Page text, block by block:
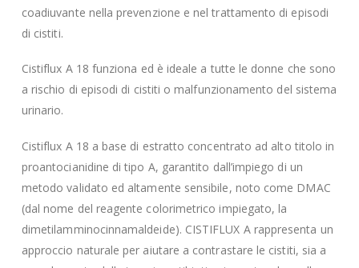
coadiuvante nella prevenzione e nel trattamento di episodi
di cistiti.
Cistiflux A 18 funziona ed è ideale a tutte le donne che sono
a rischio di episodi di cistiti o malfunzionamento del sistema
urinario.
Cistiflux A 18 a base di estratto concentrato ad alto titolo in
proantocianidine di tipo A, garantito dall’impiego di un
metodo validato ed altamente sensibile, noto come DMAC
(dal nome del reagente colorimetrico impiegato, la
dimetilamminocinnamaldeide). CISTIFLUX A rappresenta un
approccio naturale per aiutare a contrastare le cistiti, sia a